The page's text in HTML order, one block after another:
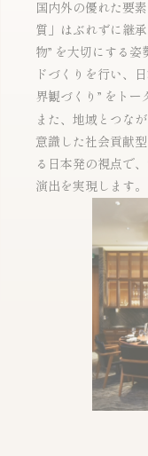
国内外の優れた要
質」はぶれずに継
物” を大切にする
ドづくりを行い、
界観づくり” をトー
また、地域とつな
意識した社会貢献
る日本発の視点で
演出を実現します。